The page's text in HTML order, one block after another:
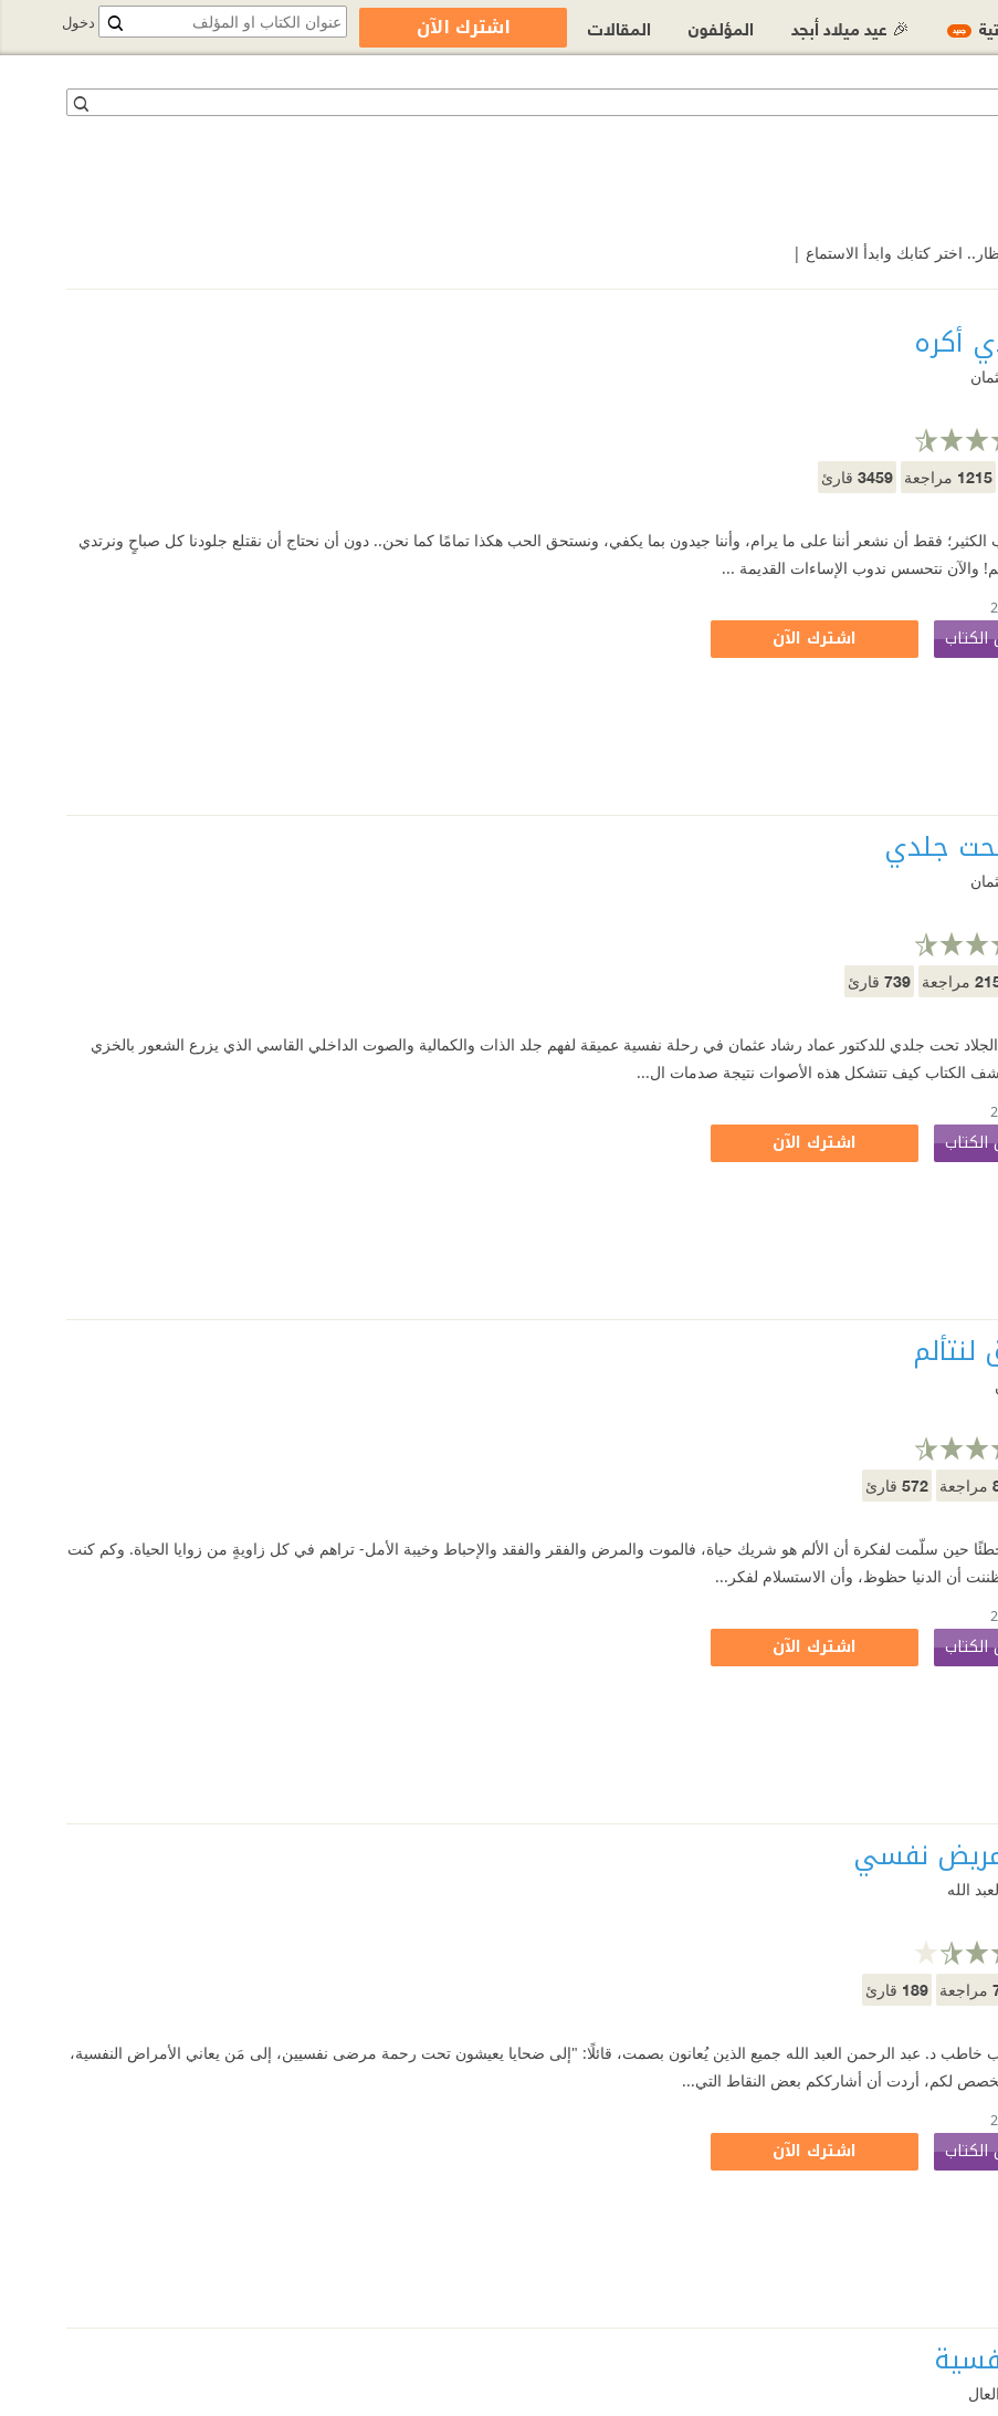
اختر كتابك وابدأ الاستماع |
أكره
1215 مراجعة 3459 قارئ
فقط أن نشعر أننا على ما يرام، وأننا جيدون بما يكفي، ونستحق الحب هكذا تمامًا كما نحن.. دون أن نحتاج أن نقتلع جلودنا كل صباحٍ ونرتدي
والآن نتحسس ندوب الإساءات القديمة ...
اشترك الآن
جلدي
مراجعة 739 قارئ
تحت جلدي للدكتور عماد رشاد عثمان في رحلة نفسية عميقة لفهم جلد الذات والكمالية والصوت الداخلي القاسي الذي يزرع الشعور بالخزي
الكتاب كيف تتشكل هذه الأصوات نتيجة صدمات ال...
اشترك الآن
مراجعة 572 قارئ
حين سلّمت لفكرة أن الألم هو شريك حياة، فالموت والمرض والفقر والفقد والإحباط وخيبة الأمل- تراهم في كل زاويةٍ من زوايا الحياة. وكم كنت
أن الدنيا حظوظ، وأن الاستسلام لفكر...
اشترك الآن
نفسي
الله
مراجعة 189 قارئ
خاطب د. عبد الرحمن العبد الله جميع الذين يُعانون بصمت، قائلًا: "إلى ضحايا يعيشون تحت رحمة مرضى نفسيين، إلى مَن يعاني الأمراض النفسية،
لكم، أردت أن أشارككم بعض النقاط التي...
اشترك الآن
دخول جديد 🎉 عيد ميلاد أبجد المؤلفون المقالات اشترك الآن